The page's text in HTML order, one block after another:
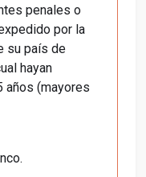
penales o
por la
su país de
hayan
años (mayores